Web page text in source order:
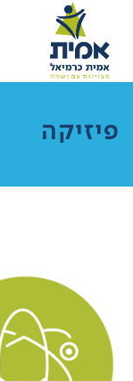
פיזיקה